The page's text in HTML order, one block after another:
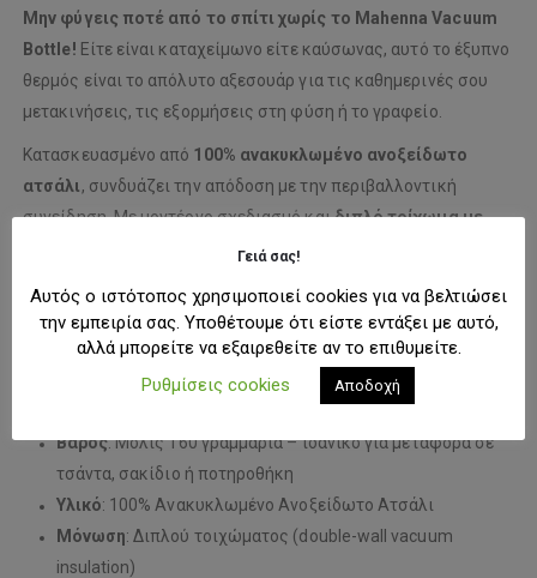
Μην φύγεις ποτέ από το σπίτι χωρίς το Mahenna Vacuum
Bottle! Είτε είναι καταχείμωνο είτε καύσωνας, αυτό το έξυπνο
θερμός είναι το απόλυτο αξεσουάρ για τις καθημερινές σου
μετακινήσεις, τις εξορμήσεις στη φύση ή το γραφείο.
Κατασκευασμένο από 100% ανακυκλωμένο ανοξείδωτο
ατσάλι, συνδυάζει την απόδοση με την περιβαλλοντική
συνείδηση. Με μοντέρνο σχεδιασμό καιδιπλό τοίχωμα με
, προσφέρει εξαιρετική μόνωση διατηρώντας τα
και 24 ώρες
, χωρίς συμπύκνωση στην εξωτερική επιφάνεια.
Τεχνικά Χαρακτηριστικά:
Βάρος: Μόλις 160 γραμμάρια – ιδανικό για μεταφορά σε
τσάντα, σακίδιο ή ποτηροθήκη
Υλικό: 100% Ανακυκλωμένο Ανοξείδωτο Ατσάλι
Μόνωση: Διπλού τοιχώματος (double-wall vacuum
insulation)
Γειά σας!
Αυτός ο ιστότοπος χρησιμοποιεί cookies για να βελτιώσει
την εμπειρία σας. Υποθέτουμε ότι είστε εντάξει με αυτό,
αλλά μπορείτε να εξαιρεθείτε αν το επιθυμείτε.
Ρυθμίσεις cookies
Αποδοχή